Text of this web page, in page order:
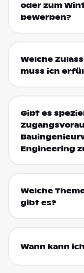
oder zum
bewerben?
Welche
muss ich
Gibt es
Engineering
Welche
gibt es?
Wann kann